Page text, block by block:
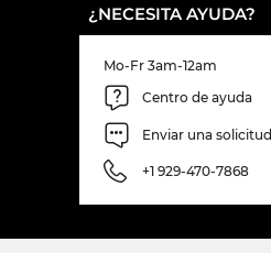
¿NECESITA AYUDA?
Mo-Fr 3am-12am
Centro de ayuda
Enviar una solicitud
+1 929-470-7868